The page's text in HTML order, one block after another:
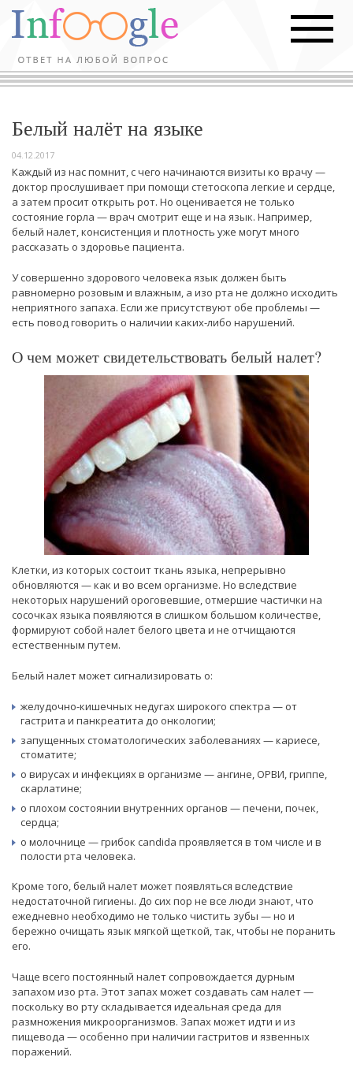
Белый налёт на языке
04.12.2017
Каждый из нас помнит, с чего начинаются визиты ко врачу —
доктор прослушивает при помощи стетоскопа легкие и сердце,
а затем просит открыть рот. Но оценивается не только
состояние горла — врач смотрит еще и на язык. Например,
белый налет, консистенция и плотность уже могут много
рассказать о здоровье пациента.
У совершенно здорового человека язык должен быть
равномерно розовым и влажным, а изо рта не должно исходить
неприятного запаха. Если же присутствуют обе проблемы —
есть повод говорить о наличии каких-либо нарушений.
О чем может свидетельствовать белый налет?
Клетки, из которых состоит ткань языка, непрерывно
обновляются — как и во всем организме. Но вследствие
некоторых нарушений ороговевшие, отмершие частички на
сосочках языка появляются в слишком большом количестве,
формируют собой налет белого цвета и не отчищаются
естественным путем.
Белый налет может сигнализировать о:
желудочно-кишечных недугах широкого спектра — от
гастрита и панкреатита до онкологии;
запущенных стоматологических заболеваниях — кариесе,
стоматите;
о вирусах и инфекциях в организме — ангине, ОРВИ, гриппе,
скарлатине;
о плохом состоянии внутренних органов — печени, почек,
сердца;
о молочнице — грибок candida проявляется в том числе и в
полости рта человека.
Кроме того, белый налет может появляться вследствие
недостаточной гигиены. До сих пор не все люди знают, что
ежедневно необходимо не только чистить зубы — но и
бережно очищать язык мягкой щеткой, так, чтобы не поранить
его.
Чаще всего постоянный налет сопровождается дурным
запахом изо рта. Этот запах может создавать сам налет —
поскольку во рту складывается идеальная среда для
размножения микроорганизмов. Запах может идти и из
пищевода — особенно при наличии гастритов и язвенных
поражений.